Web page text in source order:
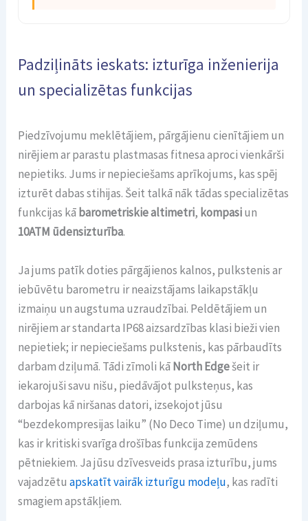
Padziļināts ieskats: izturīga inženierija
un specializētas funkcijas
Piedzīvojumu meklētājiem, pārgājienu cienītājiem un
nirējiem ar parastu plastmasas fitnesa aproci vienkārši
nepietiks. Jums ir nepieciešams aprīkojums, kas spēj
izturēt dabas stihijas. Šeit talkā nāk tādas specializētas
funkcijas kābarometriskie altimetri, kompasiun
10ATM ūdensizturība.
Ja jums patīk doties pārgājienos kalnos, pulkstenis ar
iebūvētu barometru ir neaizstājams laikapstākļu
izmaiņu un augstuma uzraudzībai. Peldētājiem un
nirējiem ar standarta IP68 aizsardzības klasi bieži vien
nepietiek; ir nepieciešams pulkstenis, kas pārbaudīts
darbam dziļumā. Tādi zīmoli kāNorth Edgešeit ir
iekarojuši savu nišu, piedāvājot pulksteņus, kas
darbojas kā niršanas datori, izsekojot jūsu
“bezdekompresijas laiku” (No Deco Time) un dziļumu,
kas ir kritiski svarīga drošības funkcija zemūdens
pētniekiem. Ja jūsu dzīvesveids prasa izturību, jums
vajadzētuapskatīt vairāk izturīgu modeļu, kas radīti
smagiem apstākļiem.